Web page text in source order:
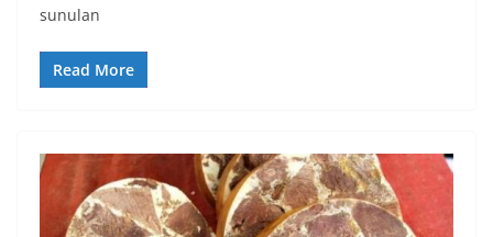
sunulan
Read More